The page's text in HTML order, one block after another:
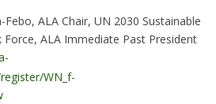
ALA Chair, UN 2030 Sustainable
ALA Immediate Past President
WN_f-